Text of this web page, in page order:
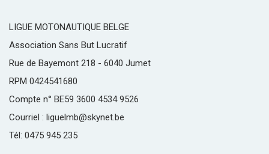
LIGUE MOTONAUTIQUE BELGE
Association Sans But Lucratif
Rue de Bayemont 218 - 6040 Jumet
RPM 0424541680
Compte n° BE59 3600 4534 9526
Courriel : liguelmb@skynet.be
Tél: 0475 945 235